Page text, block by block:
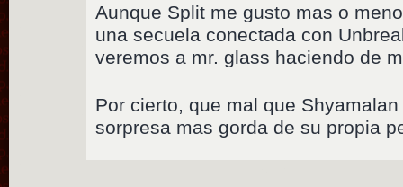
Aunque Split me gusto mas o
una secuela conectada con
veremos a mr. glass haciendo de
Por cierto, que mal que
sorpresa mas gorda de su propia